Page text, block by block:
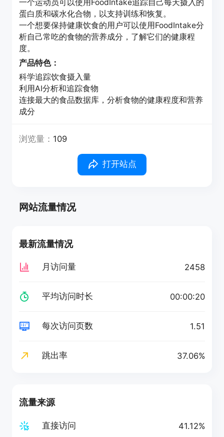
一个运动员可以使用FoodIntake追踪自己每天摄入的
蛋白质和碳水化合物，以支持训练和恢复。
一个想要保持健康饮食的用户可以使用FoodIntake分
析自己常吃的食物的营养成分，了解它们的健康程
度。
产品特色：
科学追踪饮食摄入量
利用AI分析和追踪食物
连接最大的食品数据库，分析食物的健康程度和营养
成分
浏览量： 109
打开站点
网站流量情况
最新流量情况
月访问量 2458
平均访问时长 00:00:20
每次访问页数 1.51
跳出率 37.06%
流量来源
直接访问 41.12%